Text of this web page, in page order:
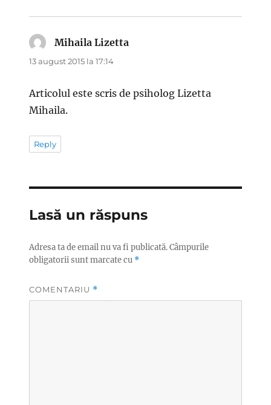
Mihaila Lizettaspune:
13 august 2015 la 17:14
Articolul este scris de psiholog Lizetta
Mihaila.
Reply
Lasă un răspuns
Adresa ta de email nu va fi publicată.Câmpurile
obligatorii sunt marcate cu *
COMENTARIU *